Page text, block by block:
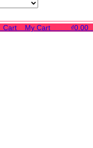
Cart My Cart ₫0.00